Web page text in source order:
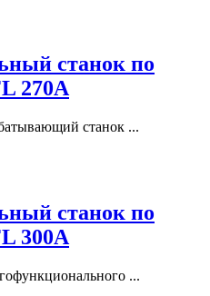
станок по
270A
станок ...
станок по
300A
...